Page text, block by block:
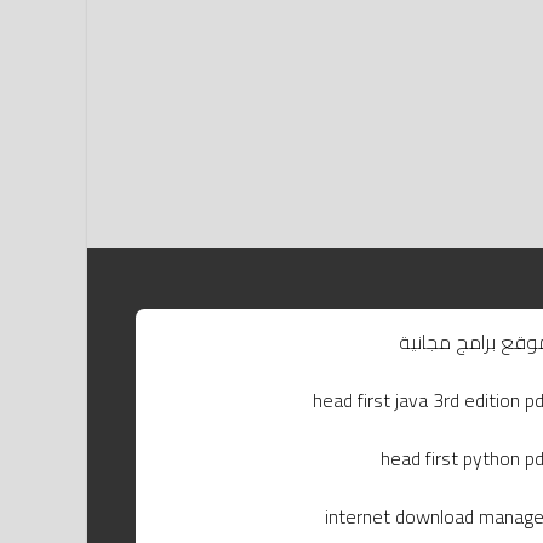
برامج مجانية
head first java 3rd edition
head first python
internet download